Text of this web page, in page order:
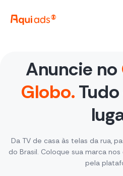
Anuncie no
Globo.
Da TV de casa às telas da rua,
do Brasil. Coloque sua marca
pela